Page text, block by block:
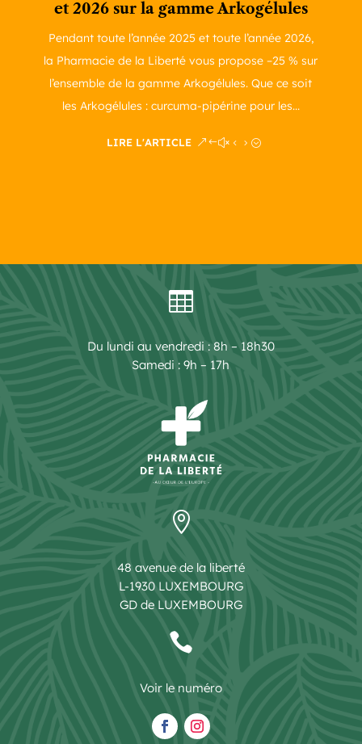
et 2026 sur la gamme Arkogélules
Pendant toute l’année 2025 et toute l’année 2026,
la Pharmacie de la Liberté vous propose –25 % sur
l’ensemble de la gamme Arkogélules. Que ce soit
les Arkogélules : curcuma-pipérine pour les...
LIRE L'ARTICLE

Du lundi au vendredi : 8h – 18h30
Samedi : 9h – 17h

48 avenue de la liberté
L-1930 LUXEMBOURG
GD de LUXEMBOURG

Voir le numéro